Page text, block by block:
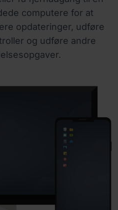
computere for at
opdateringer, udføre
og udføre andre